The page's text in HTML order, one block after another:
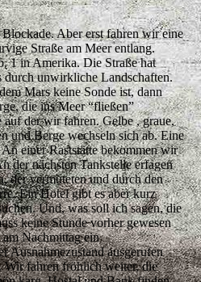
Aber erst fahren wir eine
Straße am Meer entlang.
1 in Amerika. Die Straße hat
unwirkliche Landschaften.
Mars keine Sonde ist, dann
die ins Meer “fließen”
der wir fahren. Gelbe , graue,
und Berge wechseln sich ab. Eine
einer Raststätte bekommen wir
der nächsten Tankstelle erfagen
der vermuteten und durch den
Ein Hotel gibt es aber kurz
Und, was soll ich sagen, die
keine Stunde vorher gewesen
am Nachmittag ein
Ausnahmezustand ausgerufen
fahren fröhlich weiter, die